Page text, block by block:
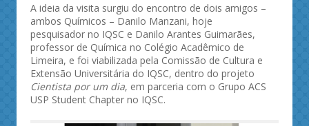
A ideia da visita surgiu do encontro de dois amigos –
ambos Químicos – Danilo Manzani, hoje
pesquisador no IQSC e Danilo Arantes Guimarães,
professor de Química no Colégio Acadêmico de
Limeira, e foi viabilizada pela Comissão de Cultura e
Extensão Universitária do IQSC, dentro do projeto
Cientista por um dia, em parceria com o Grupo ACS
USP Student Chapter no IQSC.